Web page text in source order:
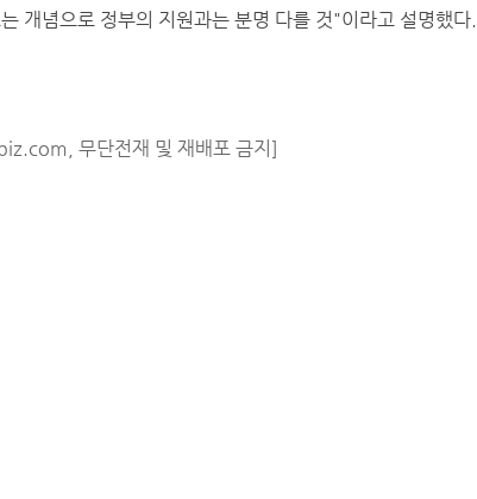
개념으로 정부의 지원과는 분명 다를 것"이라고 설명했다.
무단전재 및 재배포 금지]